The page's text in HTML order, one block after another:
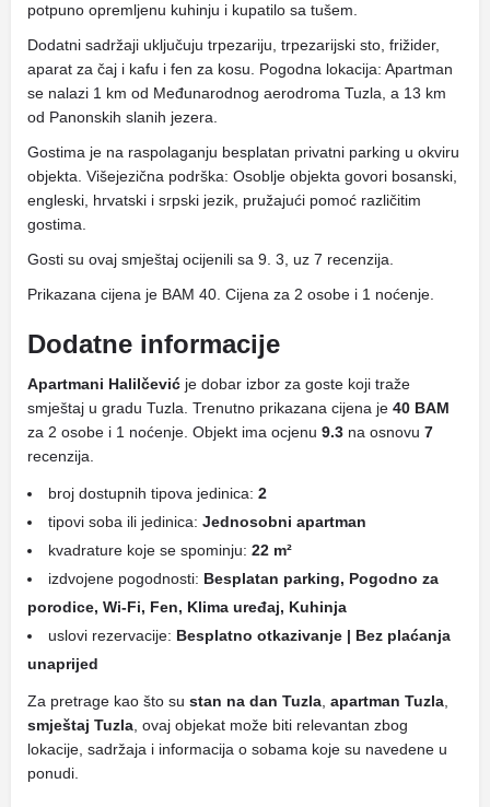
potpuno opremljenu kuhinju i kupatilo sa tušem.
Dodatni sadržaji uključuju trpezariju, trpezarijski sto, frižider,
aparat za čaj i kafu i fen za kosu. Pogodna lokacija: Apartman
se nalazi 1 km od Međunarodnog aerodroma Tuzla, a 13 km
od Panonskih slanih jezera.
Gostima je na raspolaganju besplatan privatni parking u okviru
objekta. Višejezična podrška: Osoblje objekta govori bosanski,
engleski, hrvatski i srpski jezik, pružajući pomoć različitim
gostima.
Gosti su ovaj smještaj ocijenili sa 9. 3, uz 7 recenzija.
Prikazana cijena je BAM 40. Cijena za 2 osobe i 1 noćenje.
Dodatne informacije
Apartmani Halilčević je dobar izbor za goste koji traže
smještaj u gradu Tuzla. Trenutno prikazana cijena je 40 BAM
za 2 osobe i 1 noćenje. Objekt ima ocjenu 9.3 na osnovu 7
recenzija.
broj dostupnih tipova jedinica: 2
tipovi soba ili jedinica: Jednosobni apartman
kvadrature koje se spominju: 22 m²
izdvojene pogodnosti: Besplatan parking, Pogodno za
porodice, Wi-Fi, Fen, Klima uređaj, Kuhinja
uslovi rezervacije: Besplatno otkazivanje | Bez plaćanja
unaprijed
Za pretrage kao što su stan na dan Tuzla apartman Tuzla
smještaj Tuzla , ovaj objekat može biti relevantan zbog
lokacije, sadržaja i informacija o sobama koje su navedene u
ponudi.